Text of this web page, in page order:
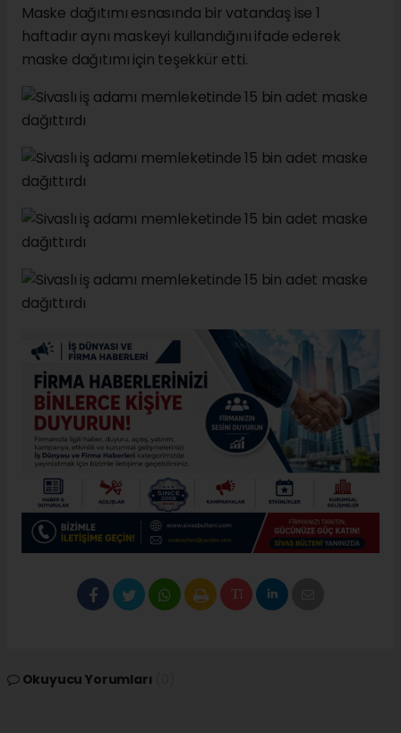
Maske dağıtımı esnasında bir vatandaş ise 1
haftadır aynı maskeyi kullandığını ifade ederek
maske dağıtımı için teşekkür etti.
Okuyucu Yorumları